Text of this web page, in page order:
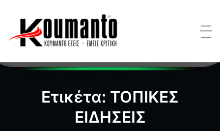
Ετικέτα: ΤΟΠΙΚΕΣ
ΕΙΔΗΣΕΙΣ